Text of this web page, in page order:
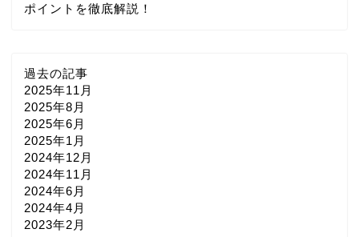
ポイントを徹底解説！
過去の記事
2025年11月
2025年8月
2025年6月
2025年1月
2024年12月
2024年11月
2024年6月
2024年4月
2023年2月